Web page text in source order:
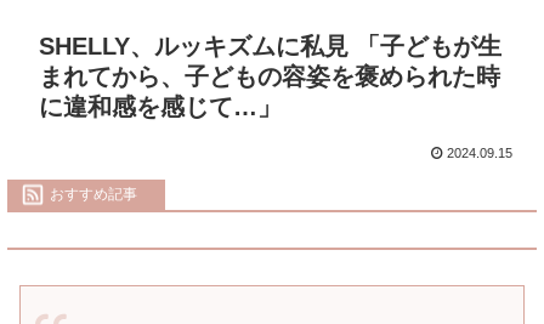
SHELLY、ルッキズムに私見 「子どもが生
まれてから、子どもの容姿を褒められた時
に違和感を感じて…」
2024.09.15
おすすめ記事